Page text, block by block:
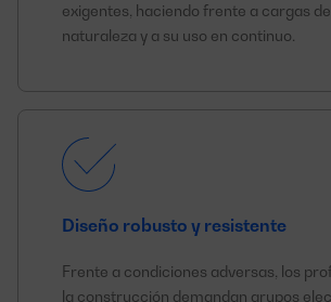
exigentes, haciendo frente a cargas
naturaleza y a su uso en continuo.
Diseño robusto y resistente
Frente a condiciones adversas, los
la construcción demandan grupos